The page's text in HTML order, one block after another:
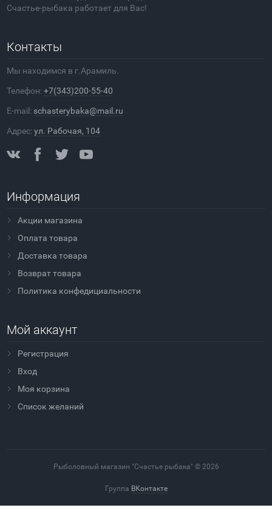
Счастье-рыбака работает для Вас!
Контакты
Мы находимся в г.Арамиль.
Телефон:+7(343)200-55-40
E-mail: schasterybaka@mail.ru
Адрес:ул. Рабочая, 104
Информация
Акции магазина
Оплата товара
Доставка товара
Возврат товара
Политика конфедициальности
Мой аккаунт
Регистрация
Вход
Моя корзина
Cписок желаний
Рыболовный магазин "Счастье рыбака" © 2026
Группа ВКонтакте